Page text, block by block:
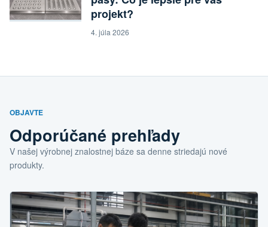
projekt?
4. júla 2026
OBJAVTE
Odporúčané prehľady
V našej výrobnej znalostnej báze sa denne striedajú nové
produkty.